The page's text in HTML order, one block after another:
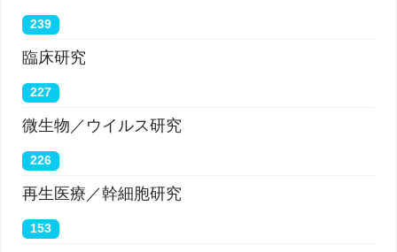
239
臨床研究
227
微生物／ウイルス研究
226
再生医療／幹細胞研究
153